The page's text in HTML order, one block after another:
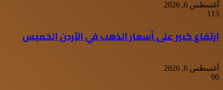
أغسطس 6, 2026
113
ارتفاع كبير على أسعار الذهب في الأردن الخميس
أغسطس 6, 2026
90